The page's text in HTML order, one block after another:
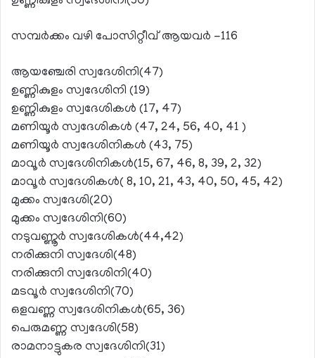
സമ്പര്‍ക്കം വഴി പോസിറ്റീവ് ആയവര്‍ -116
ആയഞ്ചേരി സ്വദേശിനി(47)
ഉണ്ണികുളം സ്വദേശിനി (19)
ഉണ്ണികുളം സ്വദേശികള്‍ (17, 47)
മണിയൂര്‍ സ്വദേശികള്‍ (47, 24, 56, 40, 41 )
മണിയൂര്‍ സ്വദേശിനികള്‍ (43, 75)
മാവൂര്‍ സ്വദേശിനികള്‍(15, 67, 46, 8, 39, 2, 32)
മാവൂര്‍ സ്വദേശികള്‍( 8, 10, 21, 43, 40, 50, 45, 42)
മുക്കം സ്വദേശി(20)
മുക്കം സ്വദേശിനി(60)
നടുവണ്ണൂര്‍ സ്വദേശികള്‍(44,42)
നരിക്കുനി സ്വദേശി(48)
നരിക്കുനി സ്വദേശിനി(40)
മടവൂര്‍ സ്വദേശിനി(70)
ഒളവണ്ണ സ്വദേശിനികള്‍(65, 36)
പെരുമണ്ണ സ്വദേശി(58)
രാമനാട്ടുകര സ്വദേശിനി(31)